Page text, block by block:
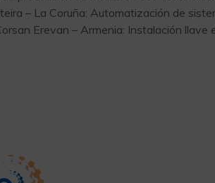
– La Coruña: Automatización de
Erevan – Armenia: Instalación llave